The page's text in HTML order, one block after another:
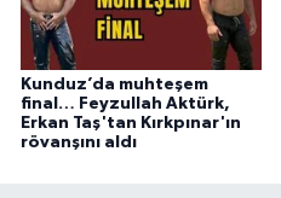
Kunduz’da muhteşem
final… Feyzullah Aktürk,
Erkan Taş'tan Kırkpınar'ın
rövanşını aldı